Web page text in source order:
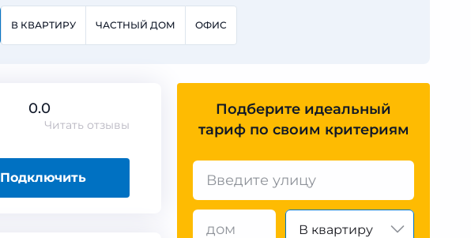
В КВАРТИРУ ЧАСТНЫЙ ДОМ ОФИС
0.0
Читать отзывы
Подключить
Подберите идеальный
тариф по своим критериям
В квартиру